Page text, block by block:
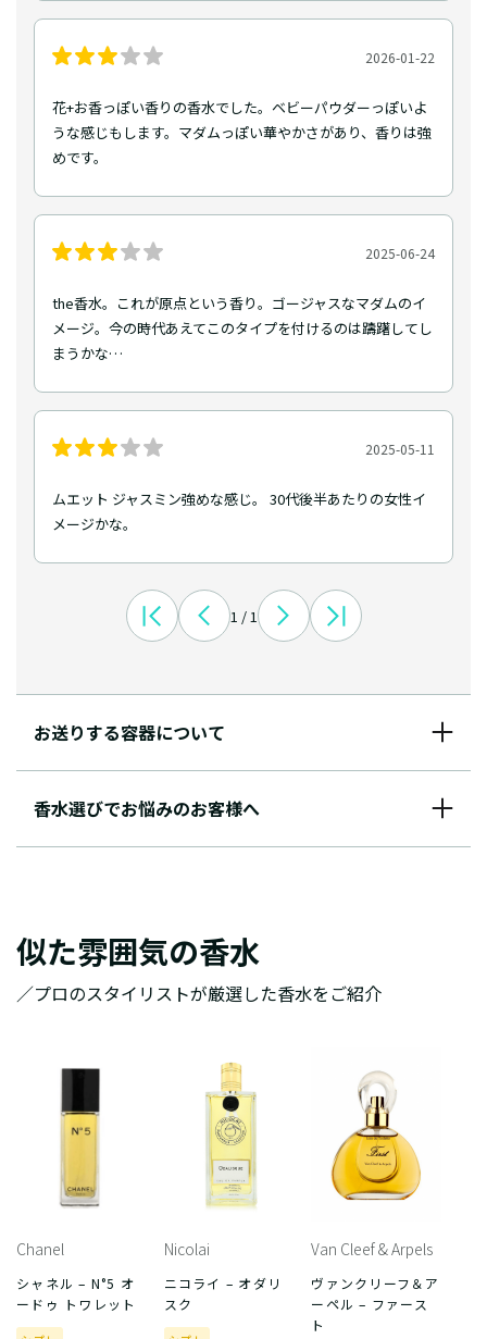
2026-01-22
花+お香っぽい香りの香水でした。ベビーパウダーっぽいよ
うな感じもします。マダムっぽい華やかさがあり、香りは強
めです。
2025-06-24
the香水。これが原点という香り。ゴージャスなマダムのイ
メージ。今の時代あえてこのタイプを付けるのは躊躇してし
まうかな…
2025-05-11
ムエット ジャスミン強めな感じ。 30代後半あたりの女性イ
メージかな。
1 / 1
お送りする容器について
香水選びでお悩みのお客様へ
似た雰囲気の香水
／プロのスタイリストが厳選した香水をご紹介
Chanel
シャネル – N°5 オ
ードゥ トワレット
Nicolai
ニコライ – オダリ
スク
Van Cleef & Arpels
ヴァンクリーフ＆ア
ーペル – ファース
ト